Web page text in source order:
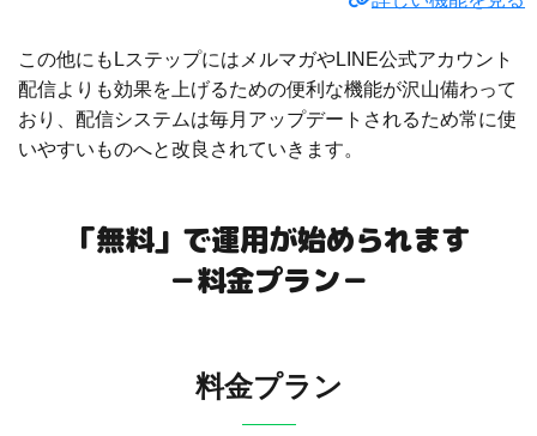
この他にもLステップにはメルマガやLINE公式アカウント
配信よりも効果を上げるための便利な機能が沢山備わって
おり、配信システムは毎月アップデートされるため常に使
いやすいものへと改良されていきます。
「無料」で運用が始められます
－料金プラン－
料金プラン